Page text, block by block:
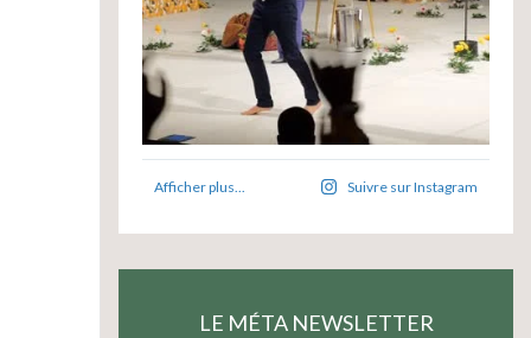
Afficher plus... Suivre sur Instagram
LE MÉTA NEWSLETTER